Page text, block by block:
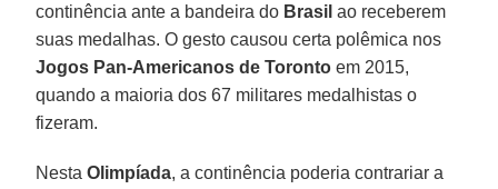
continência ante a bandeira do Brasil ao receberem
suas medalhas. O gesto causou certa polêmica nos
Jogos Pan-Americanos de Toronto em 2015,
quando a maioria dos 67 militares medalhistas o
fizeram.
NestaOlimpíada, a continência poderia contrariar a